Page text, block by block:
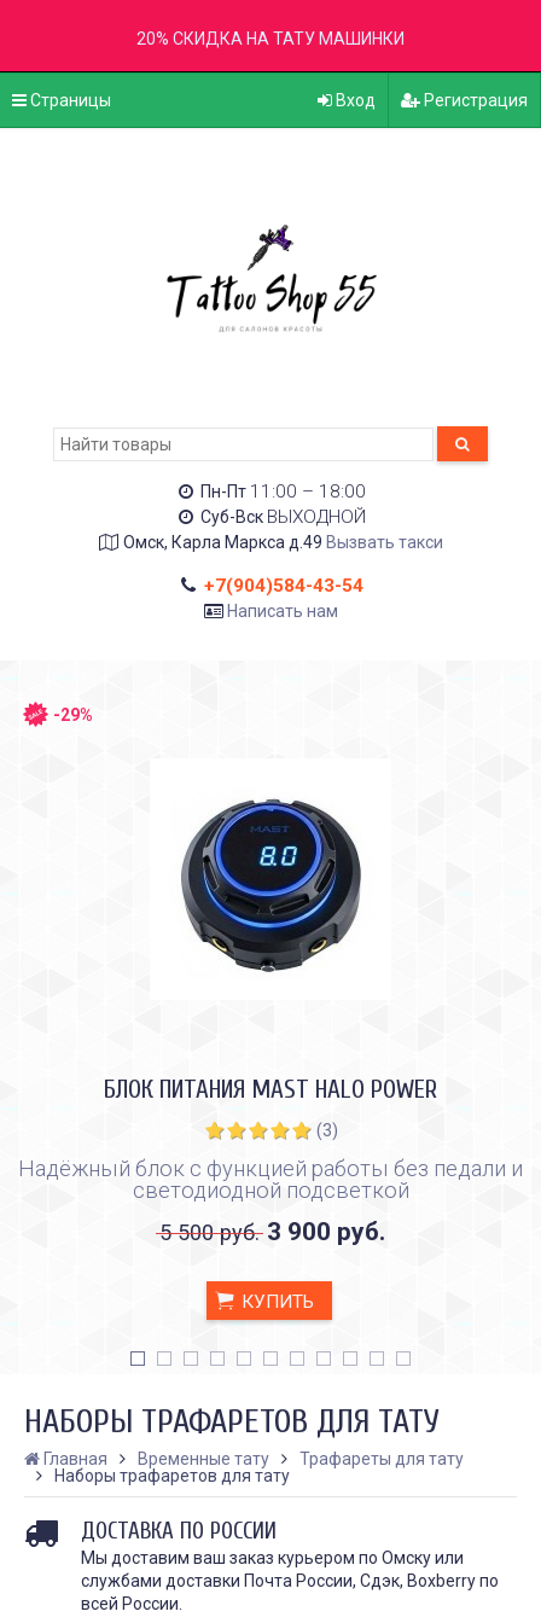
20% СКИДКА НА ТАТУ МАШИНКИ
Страницы Вход Регистрация
Пн-Пт 11:00 – 18:00
Суб-Вск ВЫХОДНОЙ
Омск, Карла Маркса д.49 Вызвать такси
+7(904)584-43-54
Написать нам
КАК ПРАВИЛЬНО И ДЛЯ ЧЕГО
ДЕЛАТЬ КАРБОНОВЫЙ ПИЛИНГ
Дата:28.02.2024
Карбоновый пилинг – это
инновационная
ЗАЖИВЛЕНИЯ ТАТУ
Дата: 31.01.2024
-29%
БЛОК ПИТАНИЯ MAST HALO POWER
(3)
Надёжный блок с функцией работы без педали и
светодиодной подсветкой
5 500 руб. 3 900 руб.
КУПИТЬ
НАБОРЫ ТРАФАРЕТОВ ДЛЯ ТАТУ
Главная Временные тату
Трафареты для тату
Наборы трафаретов для тату
ДОСТАВКА ПО РОССИИ
Мы доставим ваш заказ курьером по Омску или
службами доставки Почта России, Сдэк, Boxberry по
всей России.